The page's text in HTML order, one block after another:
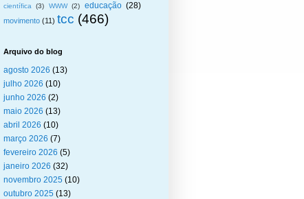
científica
(3) WWW (2) educação (28)
movimento (11) tcc (466)
Arquivo do blog
agosto 2026 (13)
julho 2026 (10)
junho 2026 (2)
maio 2026 (13)
abril 2026 (10)
março 2026 (7)
fevereiro 2026 (5)
janeiro 2026 (32)
novembro 2025 (10)
outubro 2025 (13)